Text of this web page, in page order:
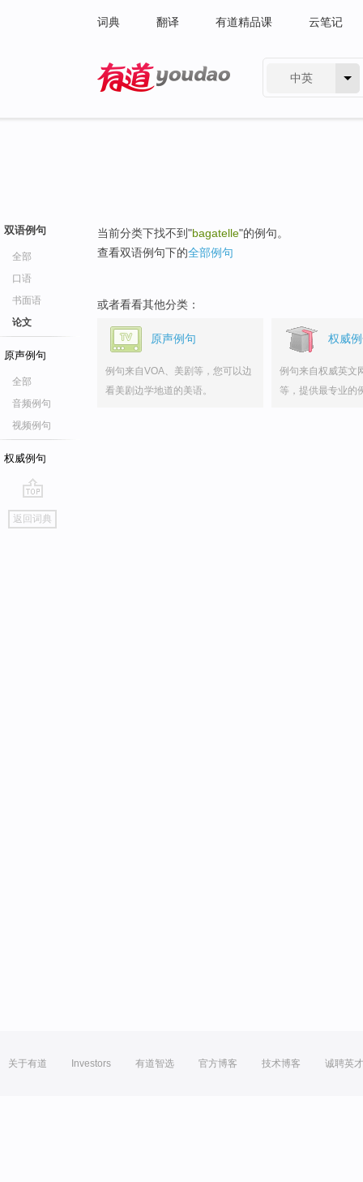
词典 翻译 有道精品课 云笔记
中英
双语例句
全部
口语
书面语
论文
原声例句
全部
音频例句
视频例句
权威例句
go
top
返回词典
当前分类下找不到"bagatelle"的例句。
查看双语例句下的全部例句
或者看看其他分类：
原声例句
例句来自VOA、美剧等，您可以边
看美剧边学地道的美语。
权威
例句来自权威英文
等，提供最专业的
关于有道 Investors 有道智选 官方博客 技术博客 诚聘英才